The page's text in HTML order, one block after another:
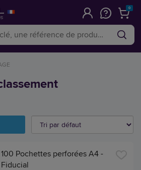
0
100 Pochettes perforées A4 -
Fiducial